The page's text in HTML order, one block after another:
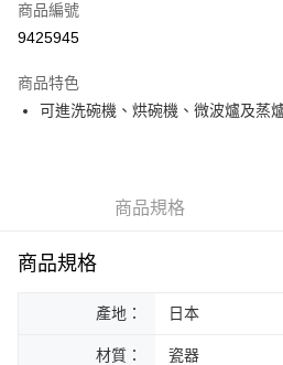
LINE Pay
街口支付
黑貓本島宅配
每筆NT$200，滿NT$1,000(含以上)免
商品編號
9425945
商品特色
可進洗碗機、烘碗機、微波爐及蒸
商品規格
商品規格
產地： 日本
材質： 瓷器